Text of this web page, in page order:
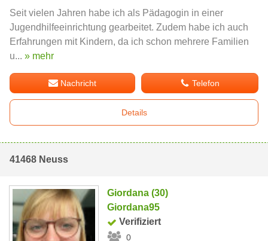
Seit vielen Jahren habe ich als Pädagogin in einer
Jugendhilfeeinrichtung gearbeitet. Zudem habe ich auch
Erfahrungen mit Kindern, da ich schon mehrere Familien
u... » mehr
Nachricht Telefon
Details
41468 Neuss
Giordana (30)
Giordana95
Verifiziert
0